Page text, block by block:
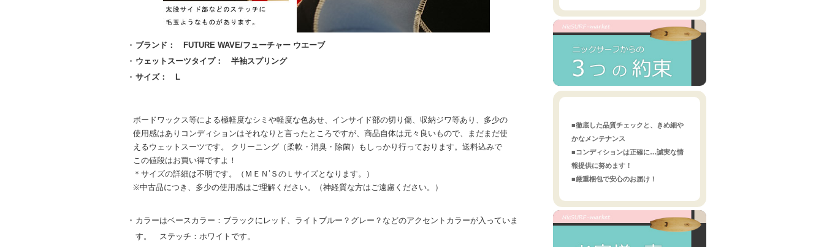
ブランド： FUTURE WAVE/フューチャー ウエーブ
ウェットスーツタイプ： 半袖スプリング
サイズ： L
ボードワックス等による極軽度なシミや軽度な色あせ、インサイド部の切り傷、収納ジワ等あり、多少の
使用感はありコンディションはそれなりと言ったところですが、商品自体は元々良いもので、まだまだ使
えるウェットスーツです。 クリーニング（柔軟・消臭・除菌）もしっかり行っております。送料込みで
この値段はお買い得ですよ！
＊サイズの詳細は不明です。（ＭＥＮ’ＳのＬサイズとなります。）
※中古品につき、多少の使用感はご理解ください。（神経質な方はご遠慮ください。）
カラーはベースカラー：ブラックにレッド、ライトブルー？グレー？などのアクセントカラーが入っていま
す。 ステッチ：ホワイトです。
■徹底した品質チェックと、きめ細や
かなメンテナンス
■コンディションは正確に…誠実な情
報提供に努めます！
■厳重梱包で安心のお届け！